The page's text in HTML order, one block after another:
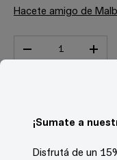
Hacete amigo de
+
(Hand over
¡Sumate a
Disfrutá de un